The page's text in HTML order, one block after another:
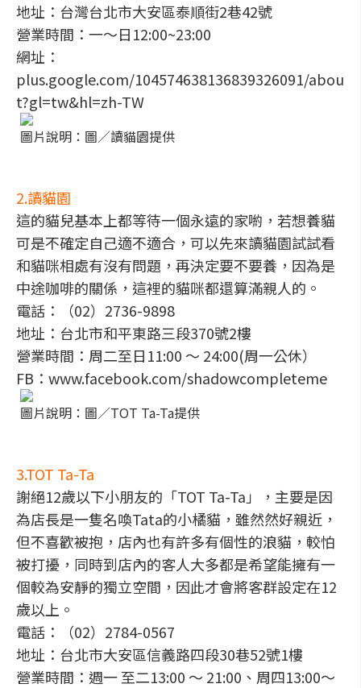
地址：台灣台北市大安區泰順街2巷42號
營業時間：一～日12:00~23:00
網址：
plus.google.com/104574638136839326091/abou
t?gl=tw&hl=zh-TW
圖片說明：圖／讀貓園提供
2.讀貓園
這的貓兒基本上都等待一個永遠的家喲，若想養貓
可是不確定自己適不適合，可以先來讀貓園試試看
和貓咪相處有沒有問題，再決定要不要養，因為是
中途咖啡的關係，這裡的貓咪都還算滿親人的。
電話：（02）2736-9898
地址：台北市和平東路三段370號2樓
營業時間：周二至日11:00 ～ 24:00(周一公休）
FB：www.facebook.com/shadowcompleteme
圖片說明：圖／TOT Ta-Ta提供
3.TOT Ta-Ta
謝絕12歲以下小朋友的「TOT Ta-Ta」，主要是因
為店長是一隻名喚Tata的小橘貓，雖然然好親近，
但不喜歡被抱，店內也有許多有個性的浪貓，較怕
被打擾，同時到店內的客人大多都是希望能擁有一
個較為安靜的獨立空間，因此才會將客群設定在12
歲以上。
電話：（02）2784-0567
地址：台北市大安區信義路四段30巷52號1樓
營業時間：週一 至二13:00 ～ 21:00、周四13:00～